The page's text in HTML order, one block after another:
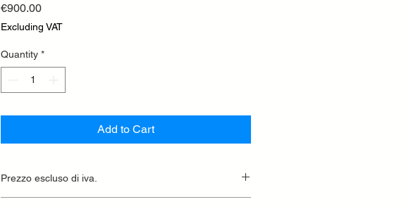
€900.00Price
Excluding VAT
Quantity *
Add to Cart
Prezzo escluso di iva.